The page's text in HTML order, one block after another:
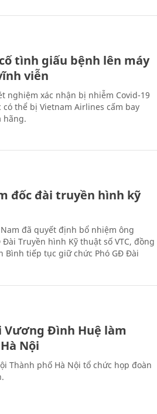
tình giấu bệnh lên máy
viễn
nghiệm xác nhận bị nhiễm Covid-19
thể bị Vietnam Airlines cấm bay
hãng.
đốc đài truyền hình kỹ
đã quyết định bổ nhiệm ông
Truyền hình Kỹ thuật số VTC, đồng
Bình tiếp tục giữ chức Phó GĐ Đài
Vương Đình Huệ làm
Nội
Thành phố Hà Nội tổ chức họp đoàn